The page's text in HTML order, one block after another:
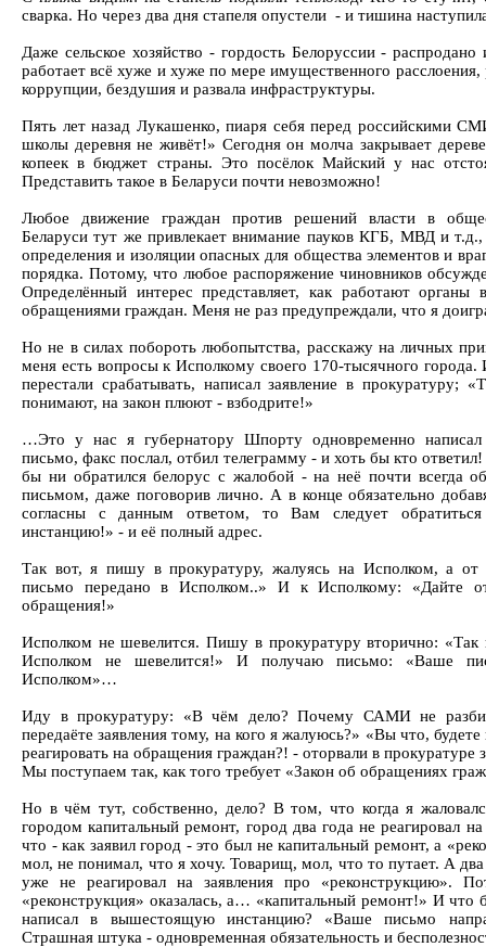
сварка. Но через два дня стапеля опустели - и тишина
Даже сельское хозяйство - гордость Белоруссии -
работает всё хуже и хуже по мере имущественного
коррупции, бездушия и развала инфраструктуры.
Пять лет назад Лукашенко, пиаря себя перед российскими
школы деревня не живёт!» Сегодня он молча закрывает
копеек в бюджет страны. Это посёлок Майский у нас
Представить такое в Беларуси почти невозможно!
Любое движение граждан против решений власти в
Беларуси тут же привлекает внимание пауков КГБ, МВД и
определения и изоляции опасных для общества элементов и
порядка. Потому, что любое распоряжение чиновников
Определённый интерес представляет, как работают органы
обращениями граждан. Меня не раз предупреждали, что я
Но не в силах побороть любопытства, расскажу на личных
меня есть вопросы к Исполкому своего 170-тысячного города.
перестали срабатывать, написал заявление в прокуратуру;
понимают, на закон плюют - взбодрите!»
…Это у нас я губернатору Шпорту одновременно написал
письмо, факс послал, отбил телеграмму - и хоть бы кто
бы ни обратился белорус с жалобой - на неё почти всегда
письмом, даже поговорив лично. А в конце обязательно
согласны с данным ответом, то Вам следует
инстанцию!» - и её полный адрес.
Так вот, я пишу в прокуратуру, жалуясь на Исполком, а от
письмо передано в Исполком..» И к Исполкому: «Дайте
обращения!»
Исполком не шевелится. Пишу в прокуратуру вторично:
Исполком не шевелится!» И получаю письмо: «Ваше
Исполком»…
Иду в прокуратуру: «В чём дело? Почему САМИ не
передаёте заявления тому, на кого я жалуюсь?» «Вы что,
реагировать на обращения граждан?! - оторвали в прокуратуре
Мы поступаем так, как того требует «Закон об обращениях
Но в чём тут, собственно, дело? В том, что когда я
городом капитальный ремонт, город два года не реагировал на
что - как заявил город - это был не капитальный ремонт, а
мол, не понимал, что я хочу. Товарищ, мол, что то путает. А два
уже не реагировал на заявления про «реконструкцию».
«реконструкция» оказалась, а… «капитальный ремонт!» И
написал в вышестоящую инстанцию? «Ваше письмо
Страшная штука - одновременная обязательность и